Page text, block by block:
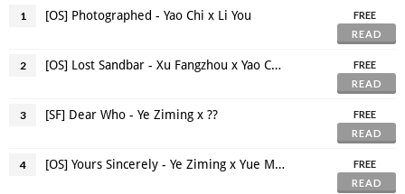
1 [OS] Photographed - Yao Chi x Li You
FREE
READ
2 [OS] Lost Sandbar - Xu Fangzhou x Yao Chi x Li You
FREE
READ
3 [SF] Dear Who - Ye Ziming x ??
FREE
READ
4 [OS] Yours Sincerely - Ye Ziming x Yue Minghui
FREE
READ